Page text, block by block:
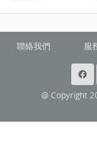
聯絡我們 服
@ Copyright